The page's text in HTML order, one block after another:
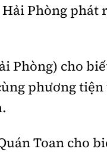
chuyện giao
trí - Thể thao
Phòng phát
Phòng) cho
phương
Toan cho